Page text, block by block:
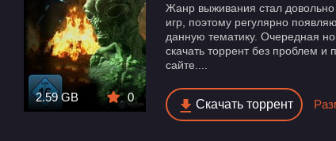
2.59 GB 0
Жанр выживания стал
игр, поэтому регулярно
данную тематику. Очередная
скачать торрент без проблем
сайте....
Скачать торрент